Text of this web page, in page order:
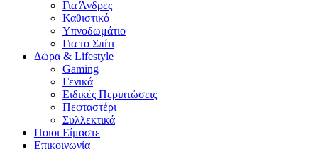
Για Άνδρες
Καθιστικό
Υπνοδωμάτιο
Για το Σπίτι
Δώρα & Lifestyle
Gaming
Γενικά
Ειδικές Περιπτώσεις
Πεφταστέρι
Συλλεκτικά
Ποιοι Είμαστε
Επικοινωνία